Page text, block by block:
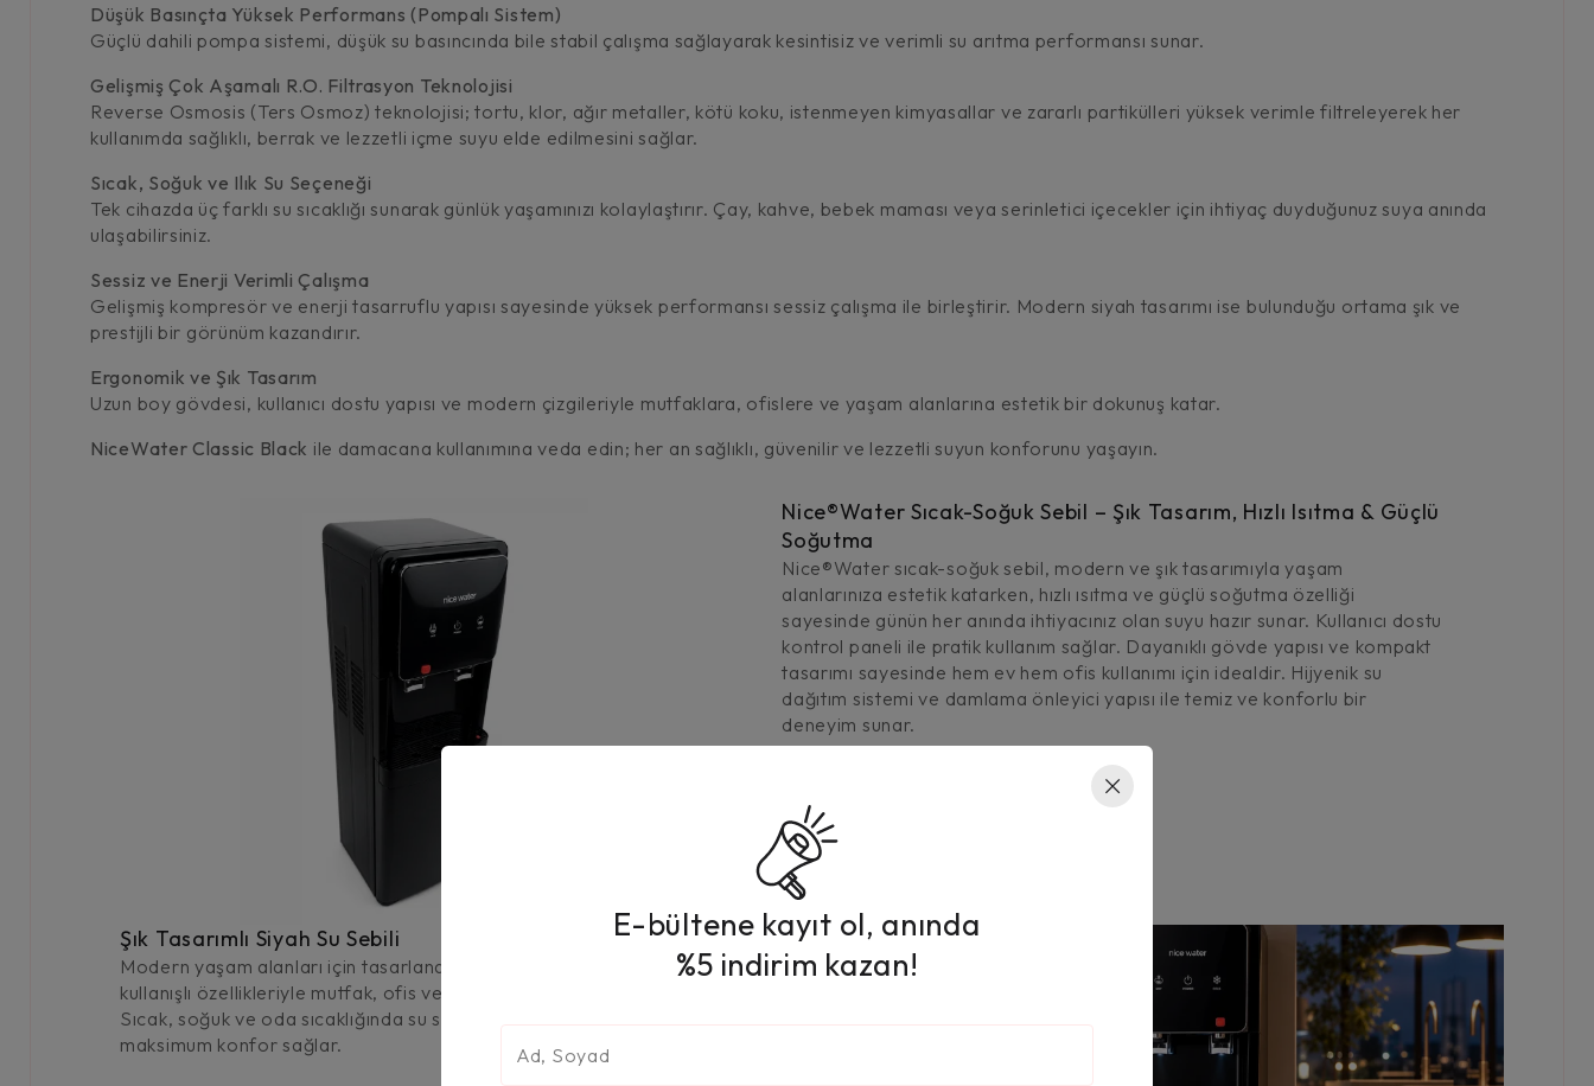
Düşük Basınçta Yüksek Performans (Pompalı Sistem)
Güçlü dahili pompa sistemi, düşük su basıncında bile stabil çalışma sağlayarak kesintisiz ve verimli su arıtma performansı sunar.
Gelişmiş Çok Aşamalı R.O. Filtrasyon Teknolojisi
Reverse Osmosis (Ters Osmoz) teknolojisi; tortu, klor, ağır metaller, kötü koku, istenmeyen kimyasallar ve zararlı partikülleri yüksek verimle filtreleyerek her
kullanımda sağlıklı, berrak ve lezzetli içme suyu elde edilmesini sağlar.
Sıcak, Soğuk ve Ilık Su Seçeneği
Tek cihazda üç farklı su sıcaklığı sunarak günlük yaşamınızı kolaylaştırır. Çay, kahve, bebek maması veya serinletici içecekler için ihtiyaç duyduğunuz suya anında
ulaşabilirsiniz.
Sessiz ve Enerji Verimli Çalışma
Gelişmiş kompresör ve enerji tasarruflu yapısı sayesinde yüksek performansı sessiz çalışma ile birleştirir. Modern siyah tasarımı ise bulunduğu ortama şık ve
prestijli bir görünüm kazandırır.
Ergonomik ve Şık Tasarım
Uzun boy gövdesi, kullanıcı dostu yapısı ve modern çizgileriyle mutfaklara, ofislere ve yaşam alanlarına estetik bir dokunuş katar.
NiceWater Classic Black ile damacana kullanımına veda edin; her an sağlıklı, güvenilir ve lezzetli suyun konforunu yaşayın.
Nice®Water Sıcak-Soğuk Sebil – Şık Tasarım, Hızlı Isıtma & Güçlü
Soğutma
Nice®Water sıcak-soğuk sebil, modern ve şık tasarımıyla yaşam
alanlarınıza estetik katarken, hızlı ısıtma ve güçlü soğutma özelliği
sayesinde günün her anında ihtiyacınız olan suyu hazır sunar. Kullanıcı dostu
kontrol paneli ile pratik kullanım sağlar. Dayanıklı gövde yapısı ve kompakt
tasarımı sayesinde hem ev hem ofis kullanımı için idealdir. Hijyenik su
dağıtım sistemi ve damlama önleyici yapısı ile temiz ve konforlu bir
deneyim sunar.
Şık Tasarımlı Siyah Su Sebili
Modern yaşam alanları için tasarlanan siyah su sebili, şık görünümü ve
kullanışlı özellikleriyle mutfak, ofis ve iş yerlerine estetik bir dokunuş katar.
Sıcak, soğuk ve oda sıcaklığında su seçenekleri sunarak günlük kullanımda
maksimum konfor sağlar.
E-bültene kayıt ol, anında
%5 indirim kazan!